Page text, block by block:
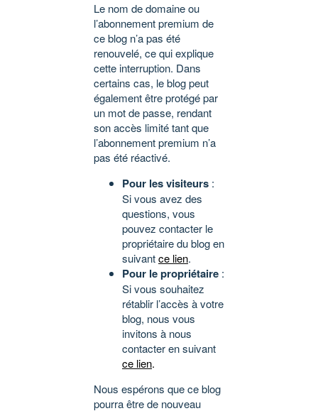
Le nom de domaine ou
l’abonnement premium de
ce blog n’a pas été
renouvelé, ce qui explique
cette interruption. Dans
certains cas, le blog peut
également être protégé par
un mot de passe, rendant
son accès limité tant que
l’abonnement premium n’a
pas été réactivé.
Pour les visiteurs :
Si vous avez des
questions, vous
pouvez contacter le
propriétaire du blog en
suivantce lien.
Pour le propriétaire :
Si vous souhaitez
rétablir l’accès à votre
blog, nous vous
invitons à nous
contacter en suivant
ce lien.
Nous espérons que ce blog
pourra être de nouveau